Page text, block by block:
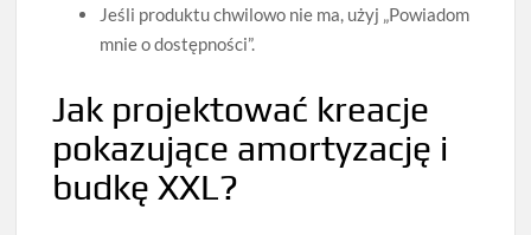
Jeśli produktu chwilowo nie ma, użyj „Powiadom
mnie o dostępności”.
Jak projektować kreacje
pokazujące amortyzację i
budkę XXL?